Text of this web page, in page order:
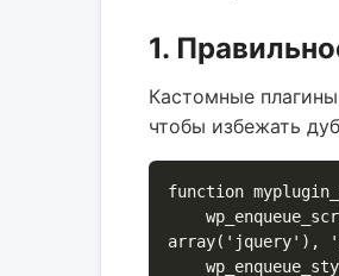
1.
Кастомные
чтобы избежать
function
array('jquery'),